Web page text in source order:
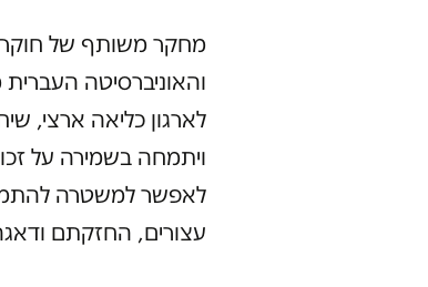
מחקר משותף של
והאוניברסיטה
לארגון כליאה ארצי,
ויתמחה בשמירה על
לאפשר למשטרה
עצורים, החזקתם